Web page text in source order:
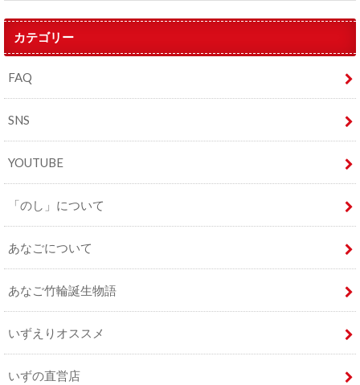
カテゴリー
FAQ
SNS
YOUTUBE
「のし」について
あなごについて
あなご竹輪誕生物語
いずえりオススメ
いずの直営店